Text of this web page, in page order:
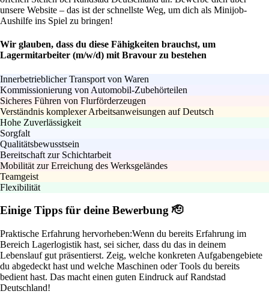
unsere Website – das ist der schnellste Weg, um dich als Minijob-
Aushilfe ins Spiel zu bringen!
Wir glauben, dass du diese Fähigkeiten brauchst, um
Lagermitarbeiter (m/w/d) mit Bravour zu bestehen
Innerbetrieblicher Transport von Waren
Kommissionierung von Automobil-Zubehörteilen
Sicheres Führen von Flurförderzeugen
Verständnis komplexer Arbeitsanweisungen auf Deutsch
Hohe Zuverlässigkeit
Sorgfalt
Qualitätsbewusstsein
Bereitschaft zur Schichtarbeit
Mobilität zur Erreichung des Werksgeländes
Teamgeist
Flexibilität
Einige Tipps für deine Bewerbung 🫡
Praktische Erfahrung hervorheben:Wenn du bereits Erfahrung im
Bereich Lagerlogistik hast, sei sicher, dass du das in deinem
Lebenslauf gut präsentierst. Zeig, welche konkreten Aufgabengebiete
du abgedeckt hast und welche Maschinen oder Tools du bereits
bedient hast. Das macht einen guten Eindruck auf Randstad
Deutschland!